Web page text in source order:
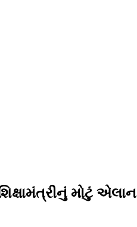
મોટું એલાન